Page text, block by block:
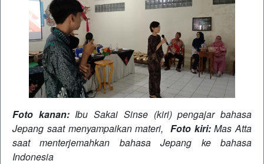
Foto kanan: Ibu Sakai Sinse (kiri) pengajar bahasa
Jepang saat menyampaikan materi, Foto kiri:Mas Atta
saat menterjemahkan bahasa Jepang ke bahasa
Indonesia